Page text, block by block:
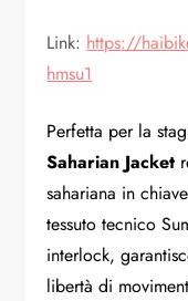
Link: https://
hmsu1
Perfetta per la
Saharian Jacket
sahariana in
tessuto tecnico
interlock,
libertà di